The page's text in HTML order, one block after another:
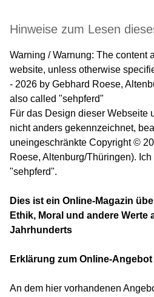
Hinweise zum Lesen
Warning / Warnung: The content
website, unless otherwise
- 2026 by Gebhard Roese,
also called "sehpferd"
Für das Design dieser Webseite
nicht anders gekennzeichnet,
uneingeschränkte Copyright ©
Roese, Altenburg/Thüringen).
"sehpferd".
Dies ist ein Online-Magazin
Ethik, Moral und andere Werte
Jahrhunderts
Erklärung zum Online-Angebot
An dem hier vorhandenen